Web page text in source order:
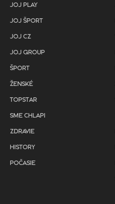
JOJ PLAY
JOJ ŠPORT
JOJ CZ
JOJ GROUP
ŠPORT
ŽENSKÉ
TOPSTAR
SME CHLAPI
ZDRAVIE
HISTORY
POČASIE